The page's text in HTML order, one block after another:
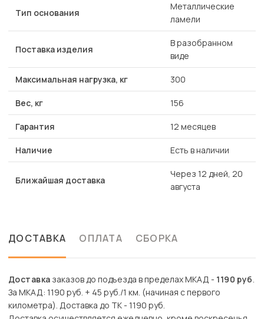
Тип основания
Металлические
ламели
Поставка изделия
В разобранном
виде
Максимальная нагрузка, кг 300
Вес, кг 156
Гарантия 12 месяцев
Наличие Есть в наличии
Ближайшая доставка
Через 12 дней, 20
августа
ДОСТАВКА ОПЛАТА СБОРКА
Доставка заказов до подъезда в пределах МКАД - 1190 руб.
За МКАД: 1190 руб. + 45 руб./1 км. (начиная с первого
километра). Доставка до ТК - 1190 руб.